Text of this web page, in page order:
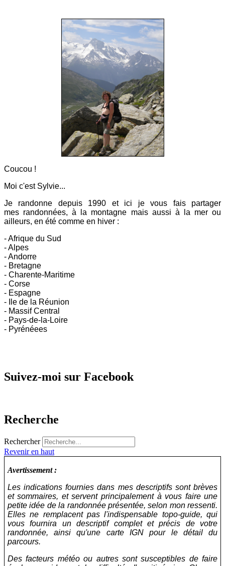
Coucou !
Moi c'est Sylvie...
Je randonne depuis 1990 et ici je vous fais partager
mes randonnées, à la montagne mais aussi à la mer ou
ailleurs, en été comme en hiver :
- Afrique du Sud
- Alpes
- Andorre
- Bretagne
- Charente-Maritime
- Corse
- Espagne
- Ile de la Réunion
- Massif Central
- Pays-de-la-Loire
- Pyrénéees
Suivez-moi sur Facebook
Recherche
Rechercher
Revenir en haut
Avertissement :
Les indications fournies dans mes descriptifs sont brèves
et sommaires, et servent principalement à vous faire une
petite idée de la randonnée présentée, selon mon ressenti.
Elles ne remplacent pas l'indispensable topo-guide, qui
vous fournira un descriptif complet et précis de votre
randonnée, ainsi qu'une carte IGN pour le détail du
parcours.
Des facteurs météo ou autres sont susceptibles de faire